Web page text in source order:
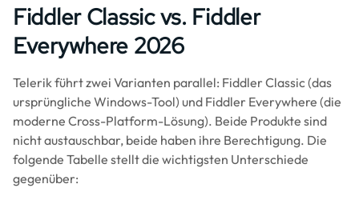
Fiddler Classic vs. Fiddler
Everywhere 2026
Telerik führt zwei Varianten parallel: Fiddler Classic (das
ursprüngliche Windows-Tool) und Fiddler Everywhere (die
moderne Cross-Platform-Lösung). Beide Produkte sind
nicht austauschbar, beide haben ihre Berechtigung. Die
folgende Tabelle stellt die wichtigsten Unterschiede
gegenüber: